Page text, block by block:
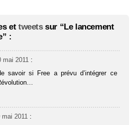
et tweetssur “Le lancement
:
mai 2011 :
savoir si Free a prévu d’intégrer ce
mai 2011 :